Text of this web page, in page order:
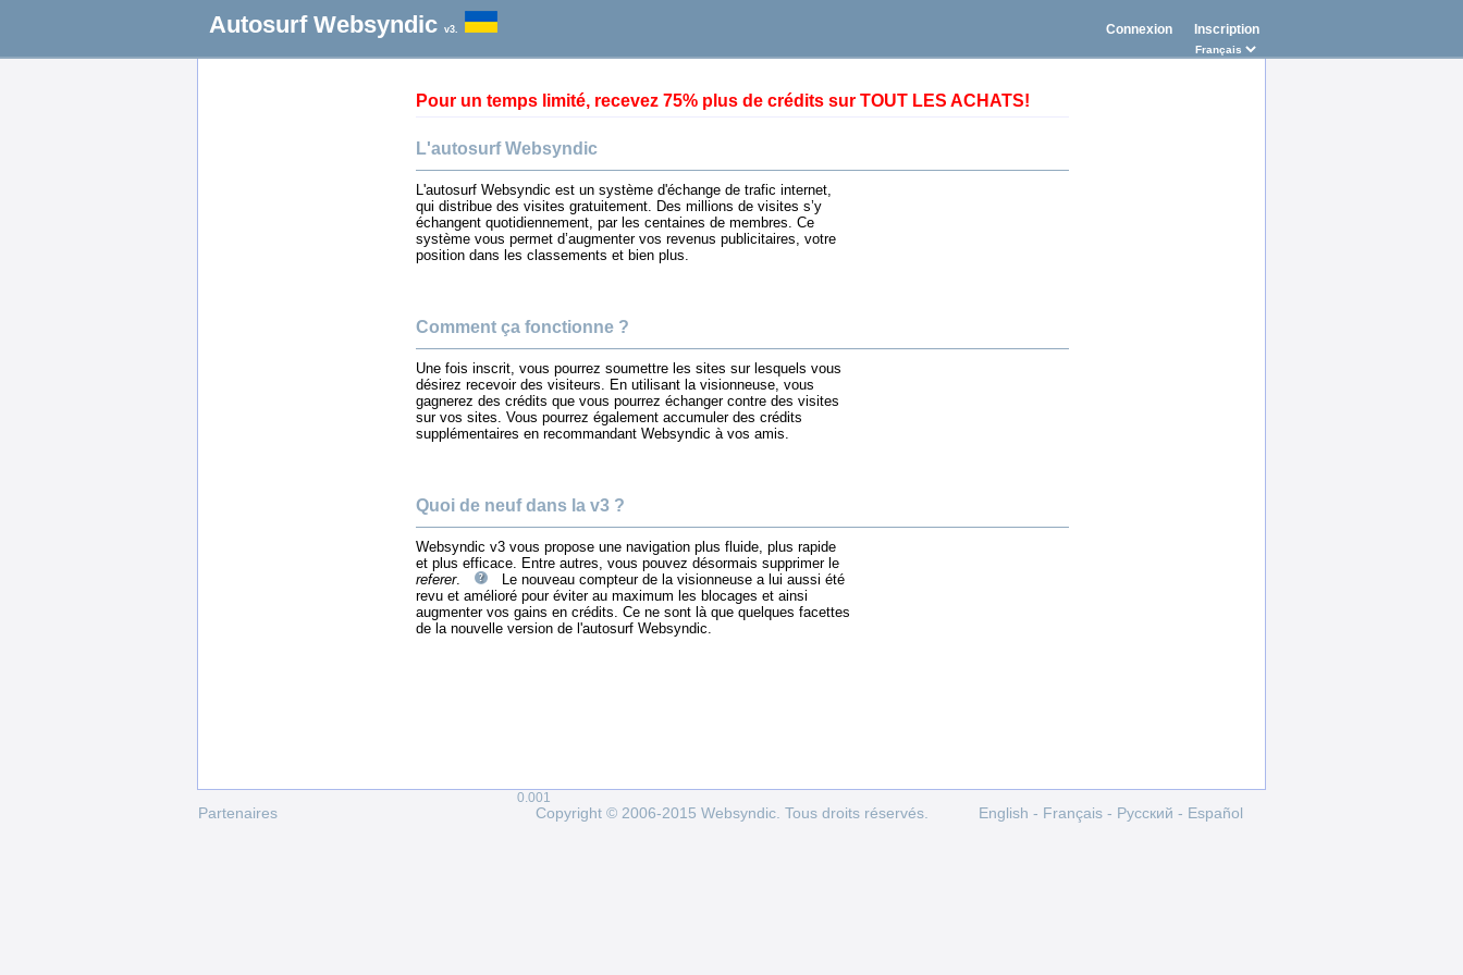
Autosurf Websyndic v3. Connexion Inscription
Pour un temps limité, recevez 75% plus de crédits sur TOUT LES ACHATS!
L'autosurf Websyndic
L'autosurf Websyndic est un système d'échange de trafic internet,
qui distribue des visites gratuitement. Des millions de visites s’y
échangent quotidiennement, par les centaines de membres. Ce
système vous permet d’augmenter vos revenus publicitaires, votre
position dans les classements et bien plus.
Comment ça fonctionne ?
Une fois inscrit, vous pourrez soumettre les sites sur lesquels vous
désirez recevoir des visiteurs. En utilisant la visionneuse, vous
gagnerez des crédits que vous pourrez échanger contre des visites
sur vos sites. Vous pourrez également accumuler des crédits
supplémentaires en recommandant Websyndic à vos amis.
Quoi de neuf dans la v3 ?
Websyndic v3 vous propose une navigation plus fluide, plus rapide
et plus efficace. Entre autres, vous pouvez désormais supprimer le
referer.
Le nouveau compteur de la visionneuse a lui aussi été
revu et amélioré pour éviter au maximum les blocages et ainsi
augmenter vos gains en crédits. Ce ne sont là que quelques facettes
de la nouvelle version de l'autosurf Websyndic.
English - Français - Pусский - Español
Partenaires Copyright © 2006-2015 Websyndic. Tous droits réservés.
0.001